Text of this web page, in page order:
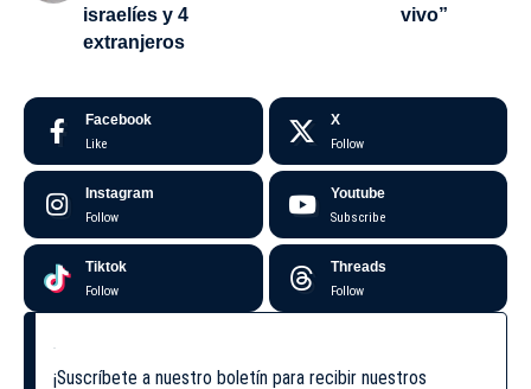
israelíes y 4
extranjeros
vivo”
Facebook
Like
X
Follow
Instagram
Follow
Youtube
Subscribe
Tiktok
Follow
Threads
Follow
¡Suscríbete a nuestro boletín para recibir nuestros